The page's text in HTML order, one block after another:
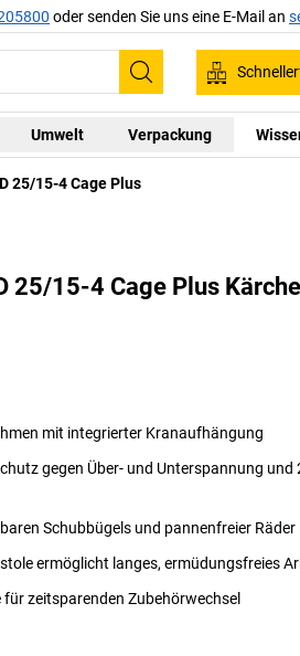
oder senden Sie uns eine E-Mail an
Suchen
Umwelt Verpackung
25/15-4 Cage Plus
25/15-4 Cage Plus
mit integrierter Kranaufhängung
gegen Über- und Unterspannung und
Schubbügels und pannenfreier Räder
ermöglicht langes, ermüdungsfreies
zeitsparenden Zubehörwechsel